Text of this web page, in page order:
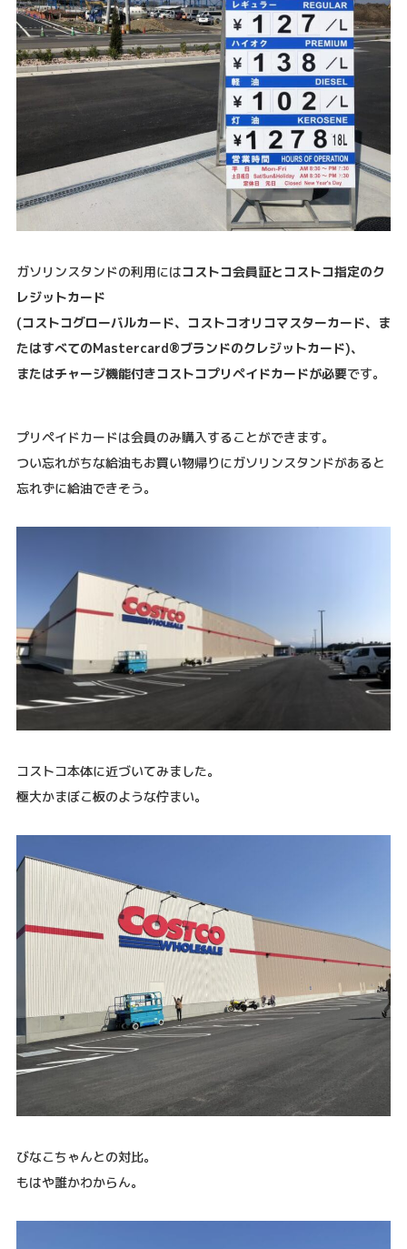
ガソリンスタンドの利用にはコストコ会員証とコストコ指定のク
レジットカード
(コストコグローバルカード、コストコオリコマスターカード、ま
たはすべてのMastercard®ブランドのクレジットカード)、
またはチャージ機能付きコストコプリペイドカードが必要です。
プリペイドカードは会員のみ購入することができます。
つい忘れがちな給油もお買い物帰りにガソリンスタンドがあると
忘れずに給油できそう。
コストコ本体に近づいてみました。
極大かまぼこ板のような佇まい。
びなこちゃんとの対比。
もはや誰かわからん。